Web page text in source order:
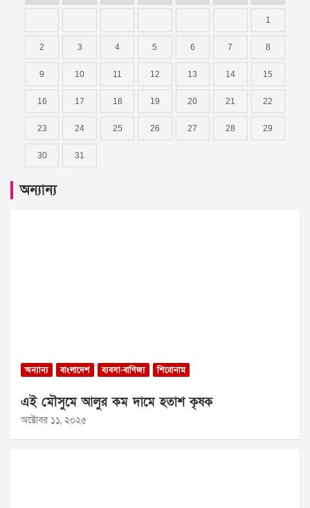
1
2 3 4 5 6 7 8
9 10 11 12 13 14 15
16 17 18 19 20 21 22
23 24 25 26 27 28 29
30 31
অন্যান্য
অন্যান্য বাংলাদেশ ব্যবসা-বাণিজ্য শিরোনাম
এই মৌসুমে আলুর কম দামে হতাশ কৃষক
অক্টোবর ১১, ২০২৫